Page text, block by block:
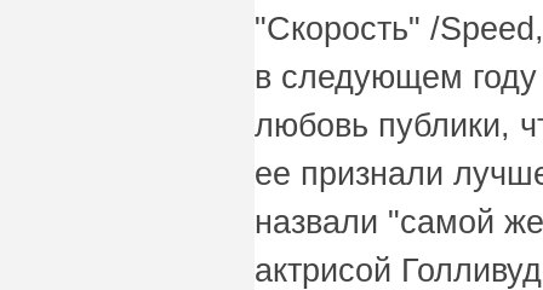
"Скорость" /
в следующем году
любовь публики,
ее признали
назвали "самой
актрисой